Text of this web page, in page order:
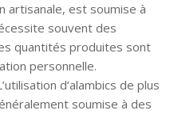
artisanale, est soumise à
souvent des
quantités produites sont
personnelle.
d’alambics de plus
soumise à des